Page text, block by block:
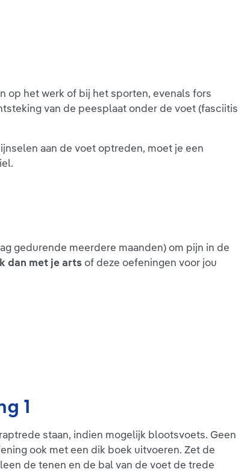
op het werk of bij het sporten, evenals fors
van de peesplaat onder de voet (fasciitis
aan de voet optreden, moet je een
gedurende meerdere maanden) om pijn in de
dan met je arts of deze oefeningen voor jou
1
staan, indien mogelijk blootsvoets. Geen
ook met een dik boek uitvoeren. Zet de
de tenen en de bal van de voet de trede